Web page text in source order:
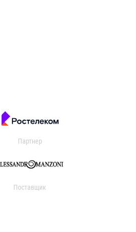
Партнер
Поставщик